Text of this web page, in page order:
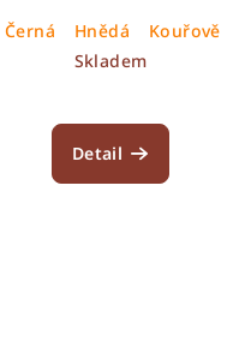
Černá
Hnědá
Kouřově
Skladem
Detail